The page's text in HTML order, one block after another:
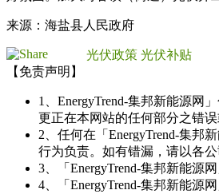
来源：海盐县人民政府
光伏政策 光伏补贴
【免责声明】
1、EnergyTrend-集邦新能源网
更正在本网站的任何部分之错误
2、任何在「EnergyTrend-集邦
行为负责。如有错漏，请以各公
3、「EnergyTrend-集邦新能源
4、「EnergyTrend-集邦新能源